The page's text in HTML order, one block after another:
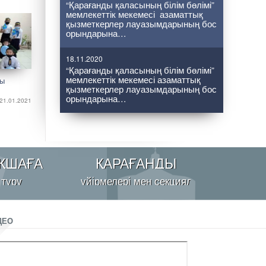
21.01.2021
“Қарағанды қаласының білім бөлімі”
мемлекеттік мекемесі азаматтық
қызметкерлер лауазымдарының бос
орындарына…
18.11.2020
“Қарағанды қаласының білім бөлімі”
мемлекеттік мекемесі азаматтық
қызметкерлер лауазымдарының бос
орындарына…
ҚАРАҒАНДЫ
үйірмелері мен секциялары